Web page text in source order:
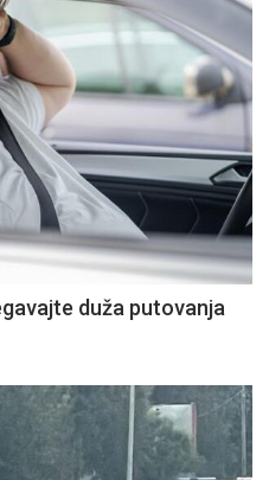
duža putovanja